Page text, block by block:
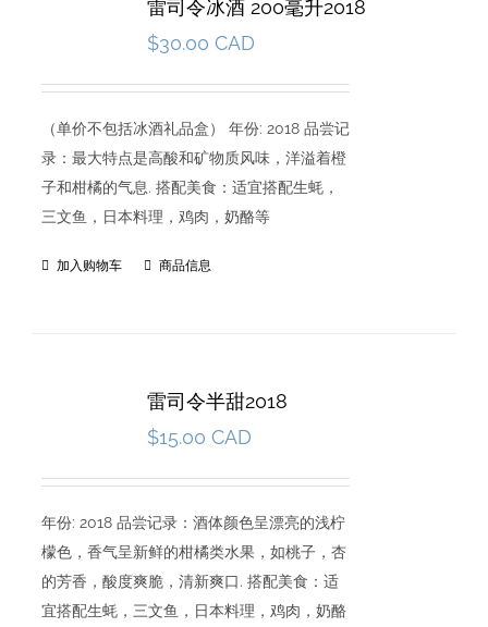
雷司令冰酒 200毫升2018
$30.00 CAD
（单价不包括冰酒礼品盒） 年份: 2018 品尝记
录：最大特点是高酸和矿物质风味，洋溢着橙
子和柑橘的气息. 搭配美食：适宜搭配生蚝，
三文鱼，日本料理，鸡肉，奶酪等
加入购物车 商品信息
雷司令半甜2018
$15.00 CAD
年份: 2018 品尝记录：酒体颜色呈漂亮的浅柠
檬色，香气呈新鲜的柑橘类水果，如桃子，杏
的芳香，酸度爽脆，清新爽口. 搭配美食：适
宜搭配生蚝，三文鱼，日本料理，鸡肉，奶酪